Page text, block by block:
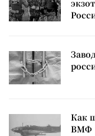
Как
ВМФ